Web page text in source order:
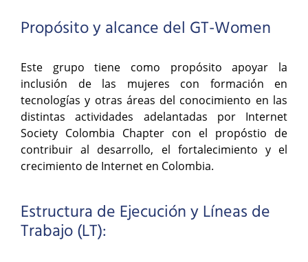
Propósito y alcance del GT-Women
Este grupo tiene como propósito apoyar la
inclusión de las mujeres con formación en
tecnologías y otras áreas del conocimiento en las
distintas actividades adelantadas por Internet
Society Colombia Chapter con el propóstio de
contribuir al desarrollo, el fortalecimiento y el
crecimiento de Internet en Colombia.
Estructura de Ejecución y Líneas de
Trabajo (LT):